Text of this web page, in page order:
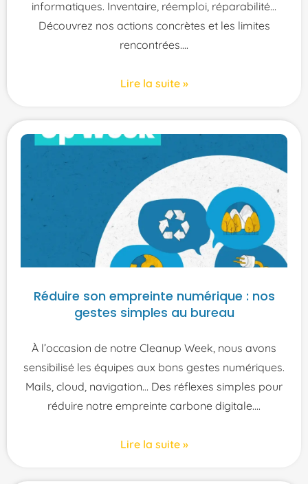
informatiques. Inventaire, réemploi, réparabilité…
Découvrez nos actions concrètes et les limites
rencontrées.
Lire la suite »
Réduire son empreinte numérique : nos
gestes simples au bureau
À l’occasion de notre Cleanup Week, nous avons
sensibilisé les équipes aux bons gestes numériques.
Mails, cloud, navigation… Des réflexes simples pour
réduire notre empreinte carbone digitale.
Lire la suite »